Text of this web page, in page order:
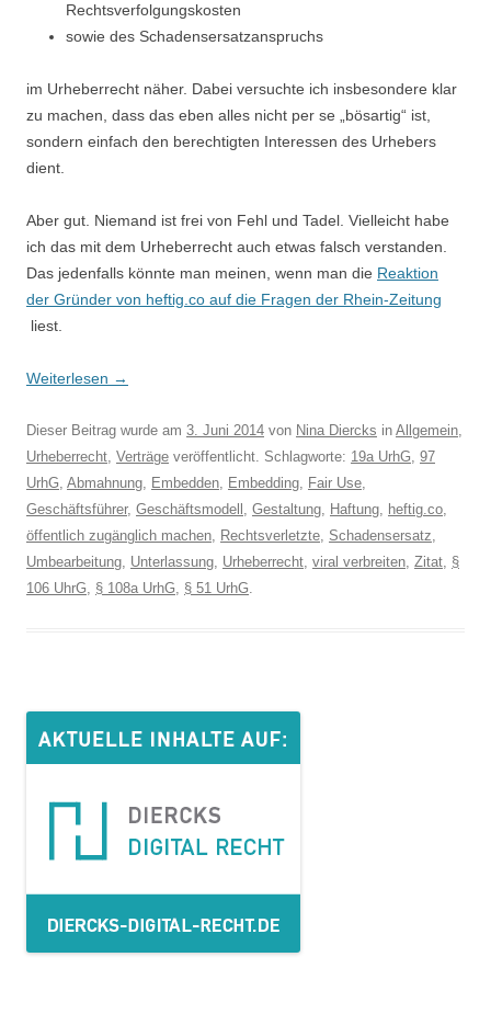
Rechtsverfolgungskosten
sowie des Schadensersatzanspruchs
im Urheberrecht näher. Dabei versuchte ich insbesondere klar
zu machen, dass das eben alles nicht per se „bösartig“ ist,
sondern einfach den berechtigten Interessen des Urhebers
dient.
Aber gut. Niemand ist frei von Fehl und Tadel. Vielleicht habe
ich das mit dem Urheberrecht auch etwas falsch verstanden.
Das jedenfalls könnte man meinen, wenn man die Reaktion
der Gründer von heftig.co auf die Fragen der Rhein-Zeitung
liest.
Weiterlesen →
Dieser Beitrag wurde am 3. Juni 2014 von Nina Diercks in Allgemein,
Urheberrecht, Verträge veröffentlicht. Schlagworte: 19a UrhG, 97
UrhG, Abmahnung, Embedden, Embedding, Fair Use,
Geschäftsführer, Geschäftsmodell , Gestaltung, Haftung, heftig.co,
öffentlich zugänglich machen, Rechtsverletzte, Schadensersatz,
Umbearbeitung, Unterlassung, Urheberrecht, viral verbreiten, Zitat, §
106 UhrG, § 108a UrhG, § 51 UrhG.